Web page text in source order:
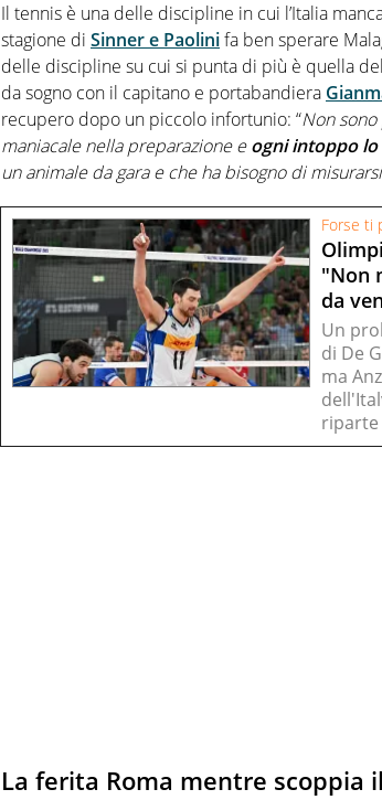
Il tennis è una delle discipline in cui l’Italia
stagione di Sinner e Paolinifa ben sperare
delle discipline su cui si punta di più è quella
da sogno con il capitano e portabandiera
recupero dopo un piccolo infortunio: “Non
maniacale nella preparazione eogni intoppo lo
un animale da gara e che ha bisogno di misurarsi
Forse ti
"Non
da
Un
di De
ma
riparte
La ferita Roma mentre scoppia